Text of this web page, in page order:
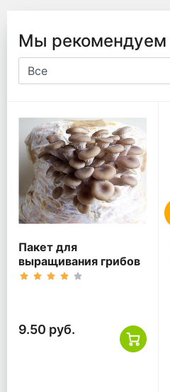
Мы рекомендуем
Пакет для
выращивания грибов
9.50 руб.